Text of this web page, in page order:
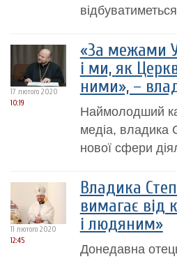
17 лютого 2020
10:19
«За межами
і ми, як
ними», –
Наймолодший
медіа, владика
нової сфери
11 лютого 2020
12:45
Владика
вимагає від
і людяним»
Донедавна